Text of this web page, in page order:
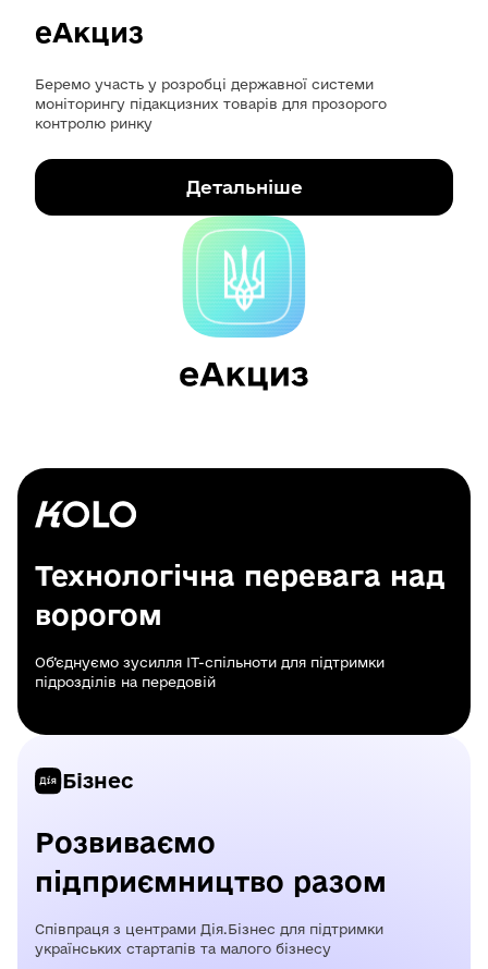
еАкциз
Беремо участь у розробці державної системи
моніторингу підакцизних товарів для прозорого
контролю ринку
Детальніше
Технологічна перевага над
ворогом
Об’єднуємо зусилля ІТ-спільноти для підтримки
підрозділів на передовій
Бізнес
Розвиваємо
підприємництво разом
Співпраця з центрами Дія.Бізнес для підтримки
українських стартапів та малого бізнесу